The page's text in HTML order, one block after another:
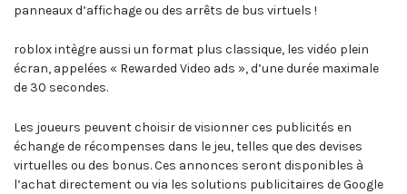
panneaux d’affichage ou des arrêts de bus virtuels !
roblox intègre aussi un format plus classique, les vidéo plein
écran, appelées « Rewarded Video ads », d’une durée maximale
de 30 secondes.
Les joueurs peuvent choisir de visionner ces publicités en
échange de récompenses dans le jeu, telles que des devises
virtuelles ou des bonus. Ces annonces seront disponibles à
l’achat directement ou via les solutions publicitaires de Google